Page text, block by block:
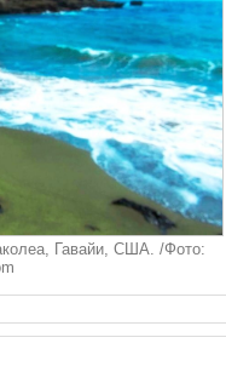
Гавайи, США. /Фото: